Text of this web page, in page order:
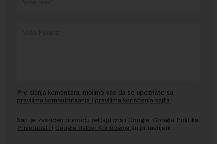
Pre slanja komentara, molimo vas da se upoznate sa
pravilima komentarisanja i pravilima korišćenja sajta.
Sajt je zaštićen pomocu reCaptcha i Google. Google Politika
Privatnosti i Google Uslovi Korišćenja su primenjeni.